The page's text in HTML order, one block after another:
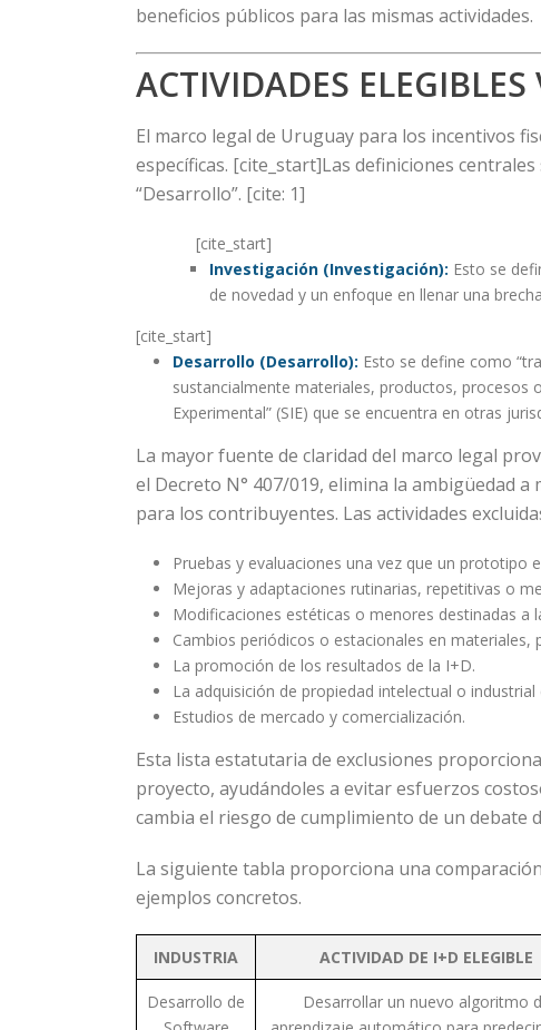
beneficios públicos para las mismas actividades.
ACTIVIDADES ELEGIBLES
El marco legal de Uruguay para los incentivos
específicas. [cite_start]Las definiciones
“Desarrollo”. [cite: 1]
[cite_start]
Investigación (Investigación): Esto se
de novedad y un enfoque en llenar una
[cite_start]
Desarrollo (Desarrollo): Esto se define como
sustancialmente materiales, productos, procesos
Experimental” (SIE) que se encuentra en otras
La mayor fuente de claridad del marco legal
el Decreto N° 407/019, elimina la ambigüedad
para los contribuyentes. Las actividades
Pruebas y evaluaciones una vez que un prototipo
Mejoras y adaptaciones rutinarias, repetitivas o
Modificaciones estéticas o menores destinadas a
Cambios periódicos o estacionales en materiales,
La promoción de los resultados de la I+D.
La adquisición de propiedad intelectual o
Estudios de mercado y comercialización.
Esta lista estatutaria de exclusiones
proyecto, ayudándoles a evitar esfuerzos
cambia el riesgo de cumplimiento de un
La siguiente tabla proporciona una
ejemplos concretos.
INDUSTRIA ACTIVIDAD DE I+D ELEGIBLE
Desarrollo de
Desarrollar un nuevo algoritmo